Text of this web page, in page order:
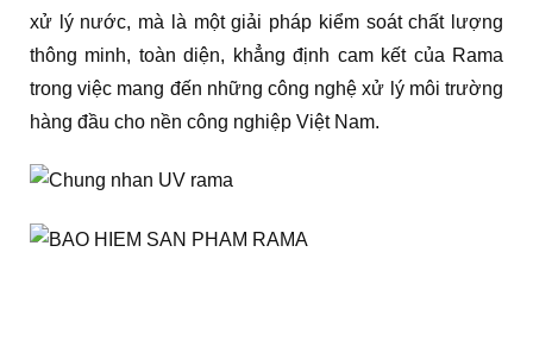
xử lý nước, mà là một giải pháp kiểm soát chất lượng
thông minh, toàn diện, khẳng định cam kết của Rama
trong việc mang đến những công nghệ xử lý môi trường
hàng đầu cho nền công nghiệp Việt Nam.